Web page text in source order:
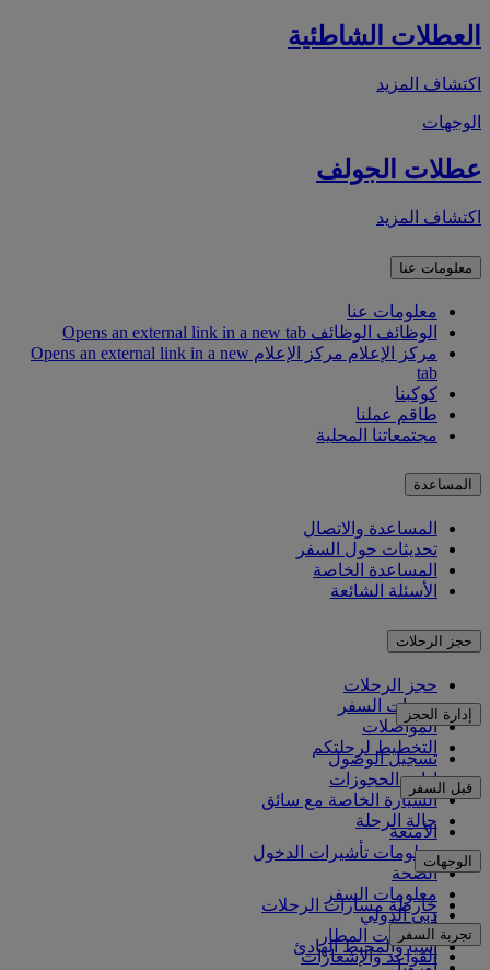
العطلات الشاطئية
اكتشاف المزيد
الوجهات
عطلات الجولف
اكتشاف المزيد
معلومات عنا
معلومات عنا
الوظائف الوظائف Opens an external link in a new tab
مركز الإعلام
مركز الإعلام Opens an external link in a new
tab
كوكبنا
طاقم عملنا
مجتمعاتنا المحلية
المساعدة
المساعدة والاتصال
تحديثات حول السفر
المساعدة الخاصة
الأسئلة الشائعة
حجز الرحلات
حجز الرحلات
خدمات السفر
المواصلات
التخطيط لرحلتكم
إدارة الحجز
تسجيل الوصول
إدارة الحجوزات
السيارة الخاصة مع سائق
حالة الرحلة
قبل السفر
الأمتعة
معلومات تأشيرات الدخول
الصحة
معلومات السفر
دبي الدولي
مواصلات المطار
القواعد والإشعارات
الوجهات
خارطة مسارات الرحلات
أفريقيا
آسيا والمحيط الهادئ
تجربة السفر